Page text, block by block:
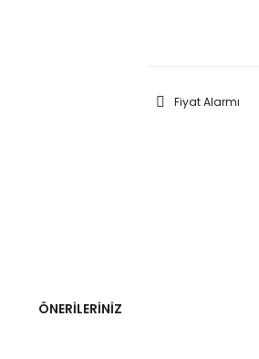
Fiyat Alarmı
ÖNERILERINIZ